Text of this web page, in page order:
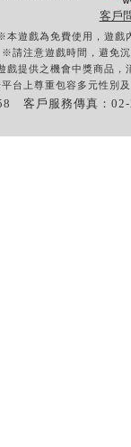
客戶
本遊戲為免費使用，遊戲
※請注意遊戲時間，避免
戲提供之機會中獎商品，
台上尊重包容多元性別
客戶服務傳真：